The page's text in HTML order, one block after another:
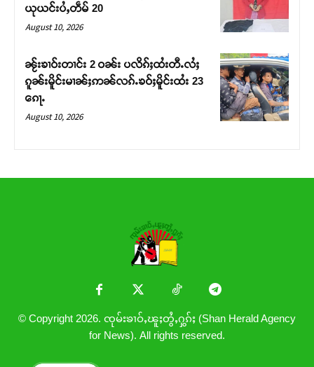
ယုယင်းပႆႇတဵမ် 20
August 10, 2026
ၼႂ်းၶၢဝ်းတၢင်း 2 ဝၼ်း ပလိၵ်ႈထႆးတီႉလႆႈ
ၵူၼ်းမိူင်းမၢၼ်ႈဢၼ်လၵ်ႉၶဝ်ႈမိူင်းထႆး 23
ၵေႃႉ
August 10, 2026
© Copyright 2026. ၸုမ်းၶၢဝ်ႇၽူႈတွႆႇႁွၵ်ႈ (Shan Herald Agency
for News). All rights reserved.